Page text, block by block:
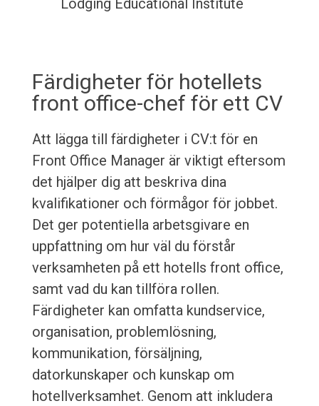
Lodging Educational Institute
Färdigheter för hotellets
front office-chef för ett CV
Att lägga till färdigheter i CV:t för en
Front Office Manager är viktigt eftersom
det hjälper dig att beskriva dina
kvalifikationer och förmågor för jobbet.
Det ger potentiella arbetsgivare en
uppfattning om hur väl du förstår
verksamheten på ett hotells front office,
samt vad du kan tillföra rollen.
Färdigheter kan omfatta kundservice,
organisation, problemlösning,
kommunikation, försäljning,
datorkunskaper och kunskap om
hotellverksamhet. Genom att inkludera